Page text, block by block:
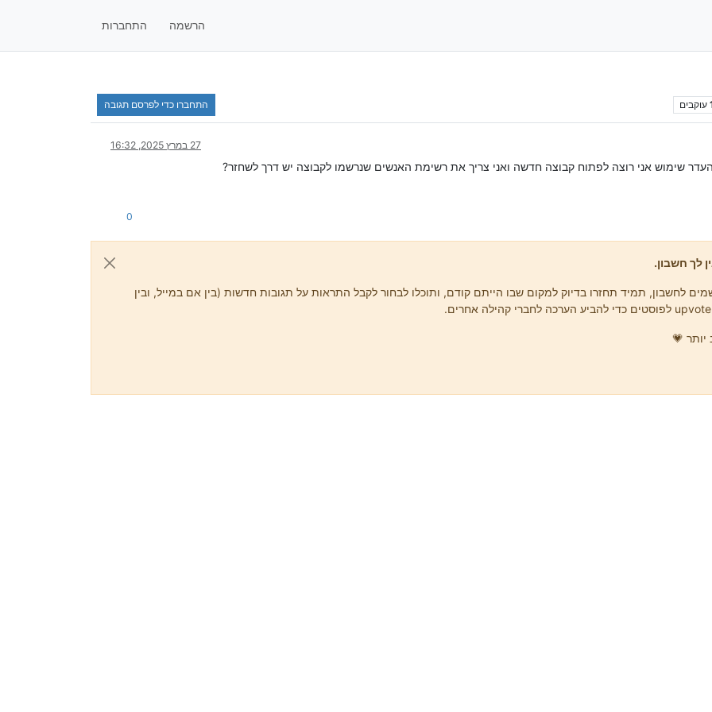
הרשמה התחברות
עוקבים התחברו כדי לפרסם תגובה
27 במרץ 2025, 16:32
שימוש אני רוצה לפתוח קבוצה חדשה ואני צריך את רשימת האנשים שנרשמו לקבוצה יש דרך לשחזר?
0
לך חשבון.
לחשבון, תמיד תחזרו בדיוק למקום שבו הייתם קודם, ותוכלו לבחור לקבל התראות על תגובות חדשות (בין אם במייל, ובין
יותר 💗